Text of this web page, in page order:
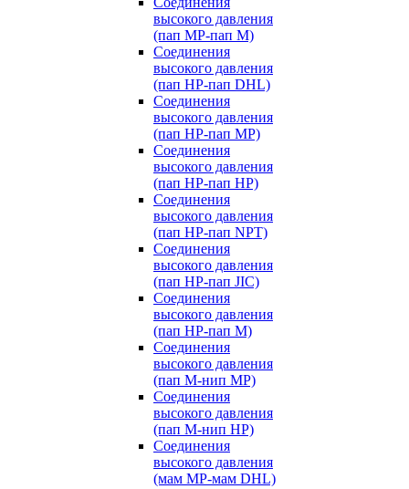
высокого давления
(пап MP-пап M)
Соединения
высокого давления
(пап HP-пап DHL)
Соединения
высокого давления
(пап HP-пап MP)
Соединения
высокого давления
(пап HP-пап HP)
Соединения
высокого давления
(пап HP-пап NPT)
Соединения
высокого давления
(пап HP-пап JIC)
Соединения
высокого давления
(пап HP-пап M)
Соединения
высокого давления
(пап M-нип MP)
Соединения
высокого давления
(пап M-нип HP)
Соединения
высокого давления
(мам MP-мам DHL)